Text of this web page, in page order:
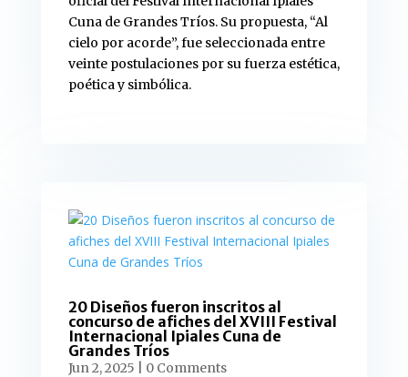
Cuna de Grandes Tríos. Su propuesta, “Al
cielo por acorde”, fue seleccionada entre
veinte postulaciones por su fuerza estética,
poética y simbólica.
20 Diseños fueron inscritos al
concurso de afiches del XVIII Festival
Internacional Ipiales Cuna de
Grandes Tríos
Jun 2, 2025 | 0 Comments